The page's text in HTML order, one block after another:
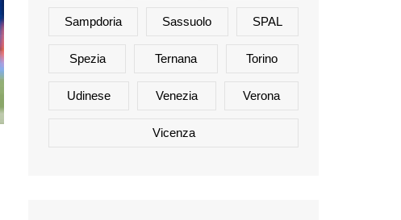
Sampdoria Sassuolo SPAL
Spezia Ternana Torino
Udinese Venezia Verona
Vicenza